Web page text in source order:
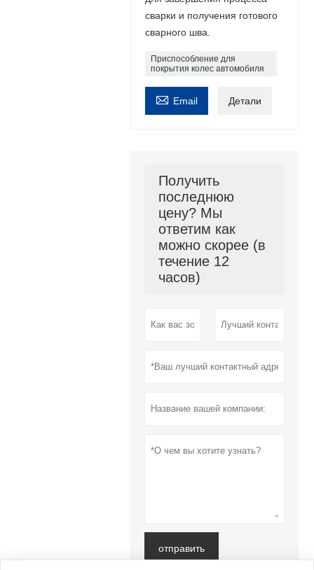
сварки и получения готового
сварного шва.
Приспособление для
покрытия колес автомобиля
 Email Детали
Получить
последнюю
цену? Мы
ответим как
можно скорее (в
течение 12
часов)
отправить